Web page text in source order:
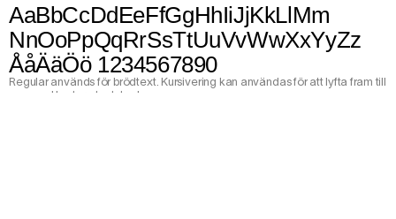
AaBbCcDdEeFfGgHhIiJjKkLlMm
NnOoPpQqRrSsTtUuVvWwXxYyZz
ÅåÄäÖö 1234567890
Regular används för brödtext. Kursivering kan användas för att lyfta fram till
exempel kortare textstycken.